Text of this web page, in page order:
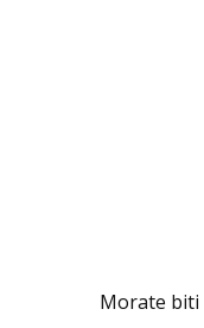
Morate biti